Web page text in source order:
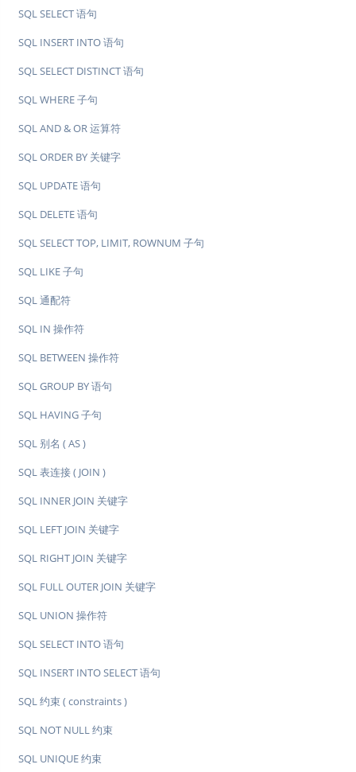
SQL SELECT 语句
SQL INSERT INTO 语句
SQL SELECT DISTINCT 语句
SQL WHERE 子句
SQL AND & OR 运算符
SQL ORDER BY 关键字
SQL UPDATE 语句
SQL DELETE 语句
SQL SELECT TOP, LIMIT, ROWNUM 子句
SQL LIKE 子句
SQL 通配符
SQL IN 操作符
SQL BETWEEN 操作符
SQL GROUP BY 语句
SQL HAVING 子句
SQL 别名 ( AS )
SQL 表连接 ( JOIN )
SQL INNER JOIN 关键字
SQL LEFT JOIN 关键字
SQL RIGHT JOIN 关键字
SQL FULL OUTER JOIN 关键字
SQL UNION 操作符
SQL SELECT INTO 语句
SQL INSERT INTO SELECT 语句
SQL 约束 ( constraints )
SQL NOT NULL 约束
SQL UNIQUE 约束